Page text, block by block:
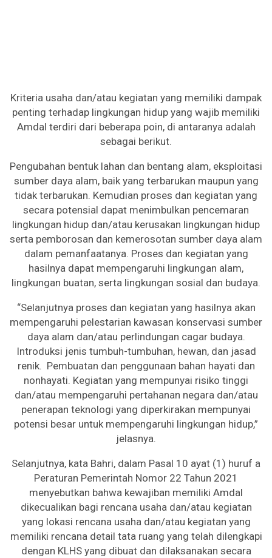
Kriteria usaha dan/atau kegiatan yang memiliki dampak
penting terhadap lingkungan hidup yang wajib memiliki
Amdal terdiri dari beberapa poin, di antaranya adalah
sebagai berikut.
Pengubahan bentuk lahan dan bentang alam, eksploitasi
sumber daya alam, baik yang terbarukan maupun yang
tidak terbarukan. Kemudian proses dan kegiatan yang
secara potensial dapat menimbulkan pencemaran
lingkungan hidup dan/atau kerusakan lingkungan hidup
serta pemborosan dan kemerosotan sumber daya alam
dalam pemanfaatanya. Proses dan kegiatan yang
hasilnya dapat mempengaruhi lingkungan alam,
lingkungan buatan, serta lingkungan sosial dan budaya.
“Selanjutnya proses dan kegiatan yang hasilnya akan
mempengaruhi pelestarian kawasan konservasi sumber
daya alam dan/atau perlindungan cagar budaya.
Introduksi jenis tumbuh-tumbuhan, hewan, dan jasad
renik. Pembuatan dan penggunaan bahan hayati dan
nonhayati. Kegiatan yang mempunyai risiko tinggi
dan/atau mempengaruhi pertahanan negara dan/atau
penerapan teknologi yang diperkirakan mempunyai
potensi besar untuk mempengaruhi lingkungan hidup,”
jelasnya.
Selanjutnya, kata Bahri, dalam Pasal 10 ayat (1) huruf a
Peraturan Pemerintah Nomor 22 Tahun 2021
menyebutkan bahwa kewajiban memiliki Amdal
dikecualikan bagi rencana usaha dan/atau kegiatan
yang lokasi rencana usaha dan/atau kegiatan yang
memiliki rencana detail tata ruang yang telah dilengkapi
dengan KLHS yang dibuat dan dilaksanakan secara